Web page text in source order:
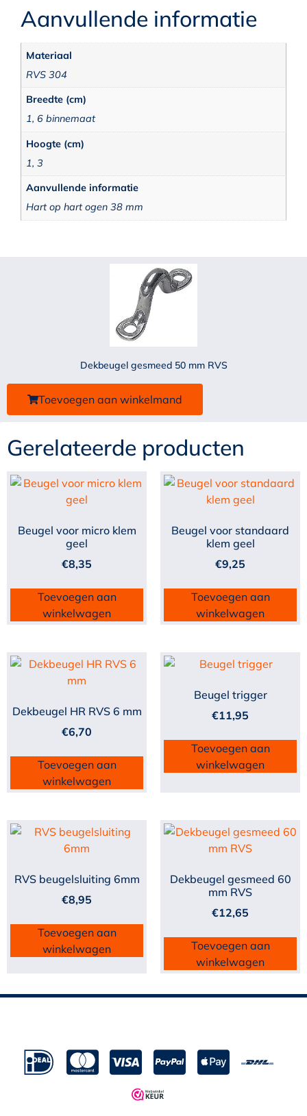
Aanvullende informatie
Materiaal
RVS 304
Breedte (cm)
1, 6 binnemaat
Hoogte (cm)
1, 3
Aanvullende informatie
Hart op hart ogen 38 mm
Dekbeugel gesmeed 50 mm RVS
Toevoegen aan winkelmand
Gerelateerde producten
Beugel voor micro klem
geel
€8,35
Toevoegen aan
winkelwagen
Beugel voor standaard
klem geel
€9,25
Toevoegen aan
winkelwagen
Dekbeugel HR RVS 6 mm
€6,70
Toevoegen aan
winkelwagen
Beugel trigger
€11,95
Toevoegen aan
winkelwagen
RVS beugelsluiting 6mm
€8,95
Toevoegen aan
winkelwagen
Dekbeugel gesmeed 60
mm RVS
€12,65
Toevoegen aan
winkelwagen